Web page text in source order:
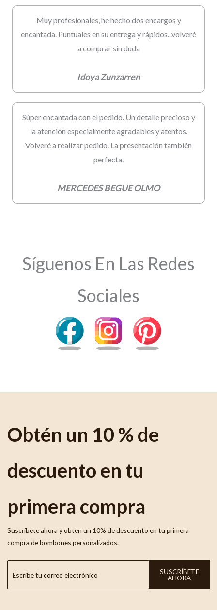
Muy profesionales, he hecho dos encargos y
encantada. Puntuales en su entrega y rápidos...volveré
a comprar sin duda
Idoya Zunzarren
Súper encantada con el pedido. Un detalle precioso y
la atención especialmente agradables y atentos.
Volveré a realizar pedido. La presentación también
perfecta.
MERCEDES BEGUE OLMO
Síguenos En Las Redes
Sociales
Obtén un 10 % de
descuento en tu
primera compra
Suscríbete ahora y obtén un 10% de descuento en tu primera
compra de bombones personalizados.
SUSCRÍBETE
AHORA